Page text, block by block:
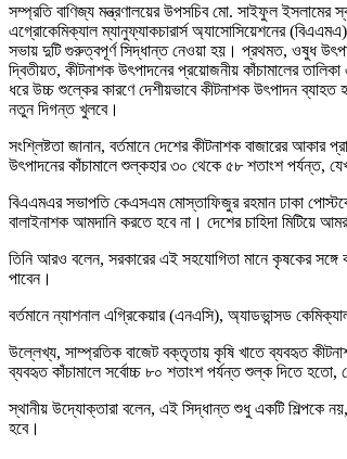
সম্প্রতি বাণিজ্য মন্ত্রণালয়ের উপসচিব মো. সাইফুল ইসলামের
এগ্রোকেমিক্যাল ম্যানুফ্যাকচারার্স অ্যাসোসিয়েশনের
সভায় দুটি গুরুত্বপূর্ণ সিদ্ধান্ত নেওয়া হয়। প্রথমত, ওষুধ
দ্বিতীয়ত, কীটনাশক উৎপাদনের প্রয়োজনীয় কাঁচামালের
ধরে উচ্চ শুল্কের কারণে দেশীয়ভাবে কীটনাশক উৎপাদন
নতুন দিগন্ত খুলবে।
সংশ্লিষ্টতা জানান, বর্তমানে দেশের কীটনাশক বাজারের
উৎপাদনের কাঁচামালে শুল্কহার ৩০ থেকে ৫৮ শতাংশ পর্যন্ত,
বিএএমএর সভাপতি কেএসএম মোস্তাফিজুর রহমান ঢাকা
বালাইনাশক আমদানি করতে হবে না। দেশের চাহিদা মিটিয়ে
তিনি আরও বলেন, সরকারের এই সহযোগিতা মানে কৃষকের
পাবেন।
বর্তমানে ন্যাশনাল এগ্রিকেয়ার (এনএসি), অ্যাডভান্সড
উল্লেখ্য, সাম্প্রতিক বাজেট বক্তৃতায় কৃষি খাতে ব্যবহৃত
ব্যবহৃত কাঁচামালে সর্বোচ্চ ৮০ শতাংশ পর্যন্ত শুল্ক দিতে হতো,
স্থানীয় উদ্যোক্তারা বলেন, এই সিদ্ধান্ত শুধু একটি শিল্পকে
হবে।